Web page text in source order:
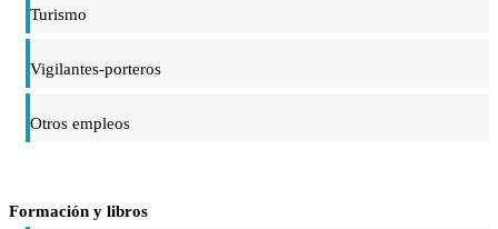
Turismo
Vigilantes-porteros
Otros empleos
Formación y libros